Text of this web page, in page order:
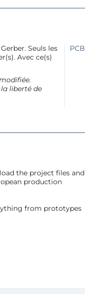
Seuls les
Avec ce(s)
liberté de
PCB
the project files and
production
from prototypes